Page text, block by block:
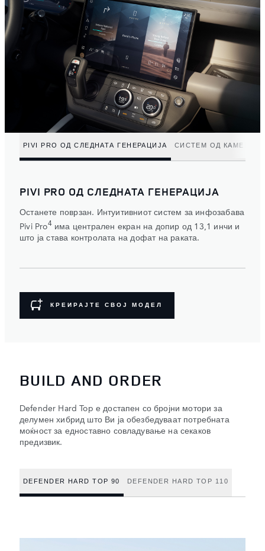
PIVI PRO ОД СЛЕДНАТА ГЕНЕРАЦИЈА СИСТЕМ ОД КАМЕРИ
PIVI PRO ОД СЛЕДНАТА ГЕНЕРАЦИЈА
Останете поврзан. Интуитивниот систем за инфозабава
Pivi Pro4има централен екран на допир од 13,1 инчи и
што ја става контролата на дофат на раката.
КРЕИРАЈТЕ СВОЈ МОДЕЛ
BUILD AND ORDER
Defender Hard Top е достапен со бројни мотори за
делумен хибрид што Ви ја обезбедуваат потребната
моќност за едноставно совладување на секаков
предизвик.
DEFENDER HARD TOP 90 DEFENDER HARD TOP 110